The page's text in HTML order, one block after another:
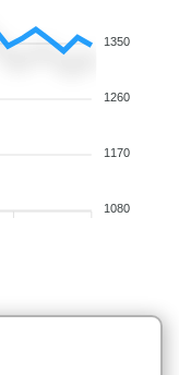
1350
1260
1170
1080